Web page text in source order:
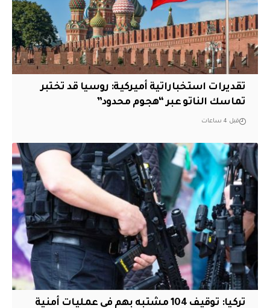
تقديرات استخباراتية أميركية: روسيا قد تختبر
تماسك الناتو عبر “هجوم محدود”
قبل 4 ساعات
تركيا: توقيف 104 مشتبه بهم في عمليات أمنية